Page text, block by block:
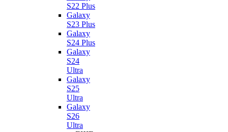
S22 Plus
Galaxy
S23 Plus
Galaxy
S24 Plus
Galaxy
S24
Ultra
Galaxy
S25
Ultra
Galaxy
S26
Ultra